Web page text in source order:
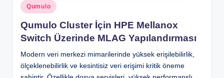
Posted
in
Qumulo
Qumulo Cluster İçin HPE Mellanox
Switch Üzerinde MLAG Yapılandırması
Modern veri merkezi mimarilerinde yüksek erişilebilirlik,
ölçeklenebilirlik ve kesintisiz veri erişimi kritik öneme